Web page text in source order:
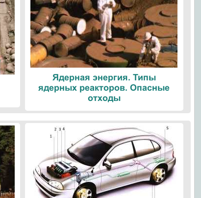
Ядерная энергия. Типы
ядерных реакторов. Опасные
отходы